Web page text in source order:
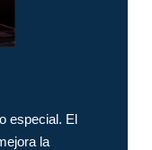
especial. El
la